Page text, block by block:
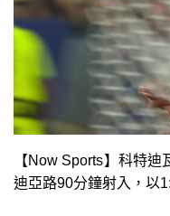
【Now Sports】科特
迪亞路90分鐘射入，以